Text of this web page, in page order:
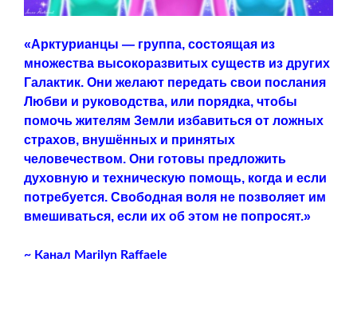
«Арктурианцы — группа, состоящая из
множества высокоразвитых существ из других
Галактик. Они желают передать свои послания
Любви и руководства, или порядка, чтобы
помочь жителям Земли избавиться от ложных
страхов, внушённых и принятых
человечеством. Они готовы предложить
духовную и техническую помощь, когда и если
потребуется. Свободная воля не позволяет им
вмешиваться, если их об этом не попросят.»
~ Канал Marilyn Raffaele